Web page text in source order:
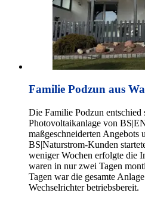
Familie Podzun aus
Die Familie Podzun entschied
Photovoltaikanlage von
maßgeschneiderten Angebots
BS|Naturstrom-Kunden
weniger Wochen erfolgte die
waren in nur zwei Tagen
Tagen war die gesamte
Wechselrichter betriebsbereit.